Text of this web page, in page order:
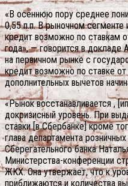
«В осеннюю пору среднее
0,55 п.п. В рыночном сегменте
кредит возможно по ставкам
года», — говорится в
на первичном рынке с
кредит возможно по ставке
дополнительных вычетов
«Рынок восстанавливается ,
докризисный уровень. При
ставки [в Сбербанке] кроме
глава департамента
Сберегательного банка
Министерства-конференции
ЖКХ. Она утвержает, что к
приближаются и количества